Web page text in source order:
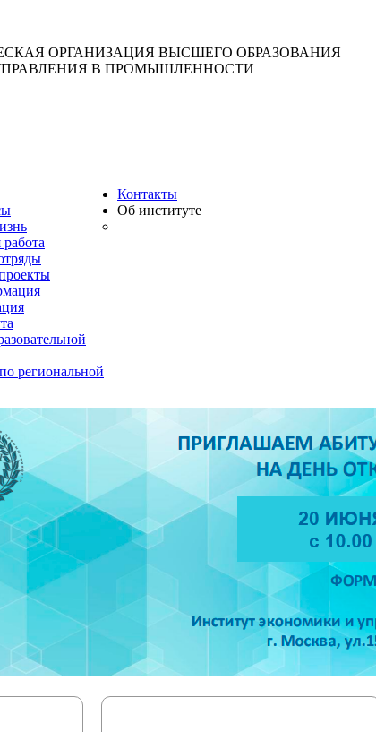
ОРГАНИЗАЦИЯ ВЫСШЕГО ОБРАЗОВАНИЯ
В ПРОМЫШЛЕННОСТИ
Контакты
Об институте
региональной